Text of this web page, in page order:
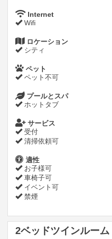
Internet
Wifi
ロケーション
シティ
ペット
ペット不可
プールとスパ
ホットタブ
サービス
受付
清掃依頼可
適性
お子様可
車椅子可
イベント可
禁煙
2ベッドツインルーム